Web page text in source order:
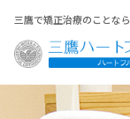
三鷹で矯正治療のことな